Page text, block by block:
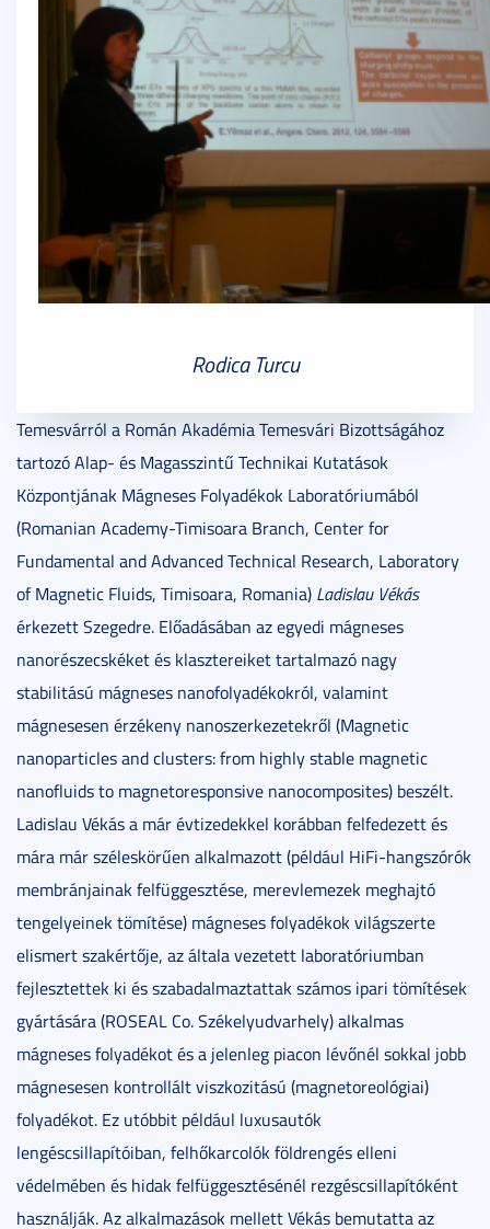
Rodica Turcu
Temesvárról a Román Akadémia Temesvári Bizottságához
tartozó Alap- és Magasszintű Technikai Kutatások
Központjának Mágneses Folyadékok Laboratóriumából
(Romanian Academy-Timisoara Branch, Center for
Fundamental and Advanced Technical Research, Laboratory
of Magnetic Fluids, Timisoara, Romania) Ladislau Vékás
érkezett Szegedre. Előadásában az egyedi mágneses
nanorészecskéket és klasztereiket tartalmazó nagy
stabilitású mágneses nanofolyadékokról, valamint
mágnesesen érzékeny nanoszerkezetekről (Magnetic
nanoparticles and clusters: from highly stable magnetic
nanofluids to magnetoresponsive nanocomposites) beszélt.
Ladislau Vékás a már évtizedekkel korábban felfedezett és
mára már széleskörűen alkalmazott (például HiFi-hangszórók
membránjainak felfüggesztése, merevlemezek meghajtó
tengelyeinek tömítése) mágneses folyadékok világszerte
elismert szakértője, az általa vezetett laboratóriumban
fejlesztettek ki és szabadalmaztattak számos ipari tömítések
gyártására (ROSEAL Co. Székelyudvarhely) alkalmas
mágneses folyadékot és a jelenleg piacon lévőnél sokkal jobb
mágnesesen kontrollált viszkozitású (magnetoreológiai)
folyadékot. Ez utóbbit például luxusautók
lengéscsillapítóiban, felhőkarcolók földrengés elleni
védelmében és hidak felfüggesztésénél rezgéscsillapítóként
használják. Az alkalmazások mellett Vékás bemutatta az